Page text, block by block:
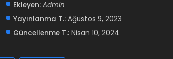
Ekleyen: Admin
Yayınlanma T.: Ağustos 9, 2023
Güncellenme T.: Nisan 10, 2024